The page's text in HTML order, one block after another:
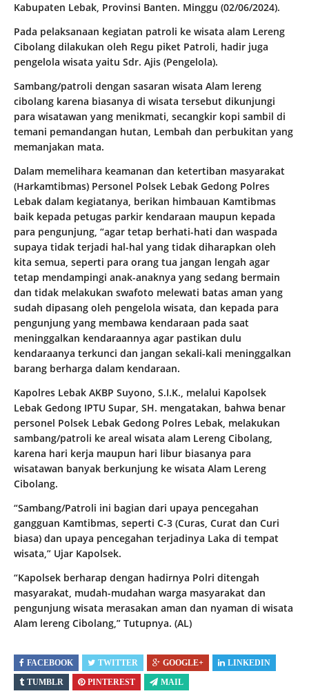
Kabupaten Lebak, Provinsi Banten. Minggu (02/06/2024).
Pada pelaksanaan kegiatan patroli ke wisata alam Lereng
Cibolang dilakukan oleh Regu piket Patroli, hadir juga
pengelola wisata yaitu Sdr. Ajis (Pengelola).
Sambang/patroli dengan sasaran wisata Alam lereng
cibolang karena biasanya di wisata tersebut dikunjungi
para wisatawan yang menikmati, secangkir kopi sambil di
temani pemandangan hutan, Lembah dan perbukitan yang
memanjakan mata.
Dalam memelihara keamanan dan ketertiban masyarakat
(Harkamtibmas) Personel Polsek Lebak Gedong Polres
Lebak dalam kegiatanya, berikan himbauan Kamtibmas
baik kepada petugas parkir kendaraan maupun kepada
para pengunjung, “agar tetap berhati-hati dan waspada
supaya tidak terjadi hal-hal yang tidak diharapkan oleh
kita semua, seperti para orang tua jangan lengah agar
tetap mendampingi anak-anaknya yang sedang bermain
dan tidak melakukan swafoto melewati batas aman yang
sudah dipasang oleh pengelola wisata, dan kepada para
pengunjung yang membawa kendaraan pada saat
meninggalkan kendaraannya agar pastikan dulu
kendaraanya terkunci dan jangan sekali-kali meninggalkan
barang berharga dalam kendaraan.
Kapolres Lebak AKBP Suyono, S.I.K., melalui Kapolsek
Lebak Gedong IPTU Supar, SH. mengatakan, bahwa benar
personel Polsek Lebak Gedong Polres Lebak, melakukan
sambang/patroli ke areal wisata alam Lereng Cibolang,
karena hari kerja maupun hari libur biasanya para
wisatawan banyak berkunjung ke wisata Alam Lereng
Cibolang.
“Sambang/Patroli ini bagian dari upaya pencegahan
gangguan Kamtibmas, seperti C-3 (Curas, Curat dan Curi
biasa) dan upaya pencegahan terjadinya Laka di tempat
wisata,” Ujar Kapolsek.
“Kapolsek berharap dengan hadirnya Polri ditengah
masyarakat, mudah-mudahan warga masyarakat dan
pengunjung wisata merasakan aman dan nyaman di wisata
Alam lereng Cibolang,” Tutupnya. (AL)
FACEBOOK TWITTER GOOGLE+
LINKEDIN
TUMBLR
PINTEREST MAIL